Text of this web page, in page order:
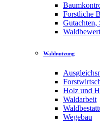
Forstliche
Gutachten,
Waldnutzung
Holz und
Waldarbeit
Wegebau